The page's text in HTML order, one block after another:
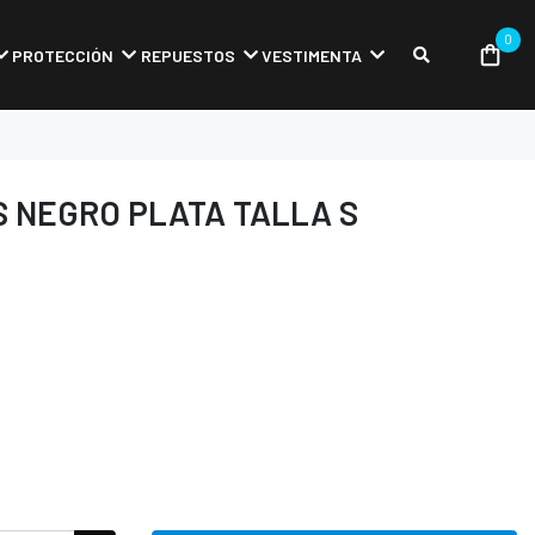
PROTECCIÓN REPUESTOS VESTIMENTA
0
NEGRO PLATA TALLA S